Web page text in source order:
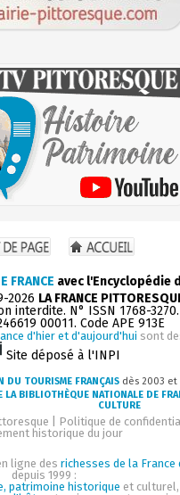
FRANCE avec l'Encyclopédie
2026 LA FRANCE
interdite. N° ISSN 1768-
00011. Code APE 913E
d'hier et d'aujourd'hui sont
Site déposé à l'INPI
DU TOURISME FRANÇAIS dès 2003 et
LA BIBLIOTHÈQUE NATIONALE DE
CULTURE
Politique de
historique du jour
ligne des richesses de la
depuis 1999 :
patrimoine historique et culturel,